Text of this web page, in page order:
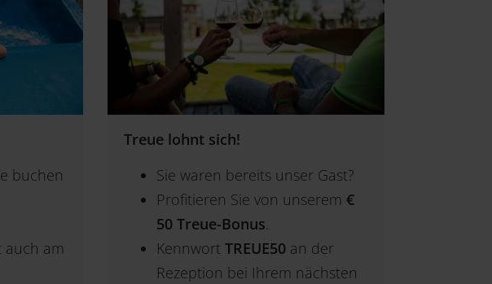
buchen
am
Treue lohnt sich!
Sie waren bereits unser Gast?
Profitieren Sie von unserem €
50 Treue-Bonus.
Kennwort TREUE50 an der
Rezeption bei Ihrem nächsten